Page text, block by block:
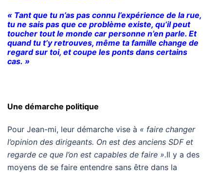
« Tant que tu n’as pas connu l’expérience de la rue,
tu ne sais pas que ce problème existe, qu’il peut
toucher tout le monde car personne n’en parle. Et
quand tu t’y retrouves, même ta famille change de
regard sur toi, et coupe les ponts dans certains
cas. »
Une démarche politique
Pour Jean-mi, leur démarche vise à « faire changer
l’opinion des dirigeants. On est des anciens SDF et
regarde ce que l’on est capables de faire ».Il y a des
moyens de se faire entendre sans être dans la